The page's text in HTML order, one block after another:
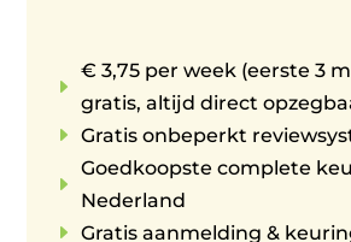
E
€ 3,75 per week (eerste 3
gratis, altijd direct
E Gratis onbeperkt
E
Goedkoopste complete
Nederland
E Gratis aanmelding &